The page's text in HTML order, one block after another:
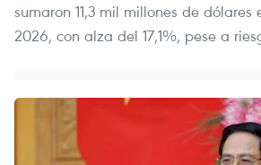
sumaron 11,3 mil millones de dólares
2026, con alza del 17,1%, pese a